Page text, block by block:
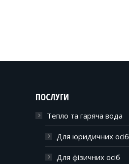
ПОСЛУГИ
Тепло та гаряча вода
Для юридичних осіб
Для фізичних осіб